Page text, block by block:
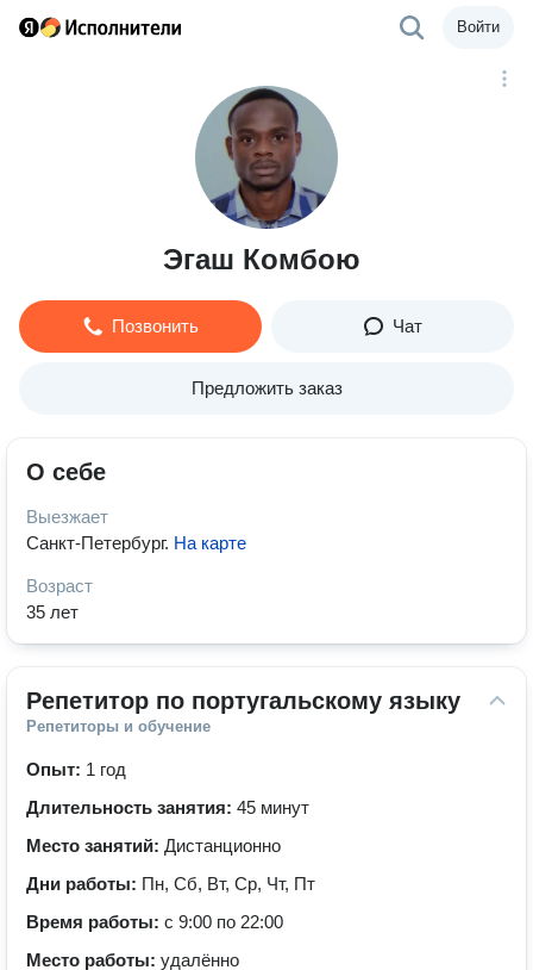
Войти
Эгаш Комбою
Позвонить Чат
Предложить заказ
О себе
Выезжает
Санкт-Петербург. На карте
Возраст
35 лет
Репетитор по португальскому языку
Репетиторы и обучение
Опыт: 1 год
Длительность занятия: 45 минут
Место занятий: Дистанционно
Дни работы: Пн, Сб, Вт, Ср, Чт, Пт
Время работы: с 9:00 по 22:00
Место работы: удалённо